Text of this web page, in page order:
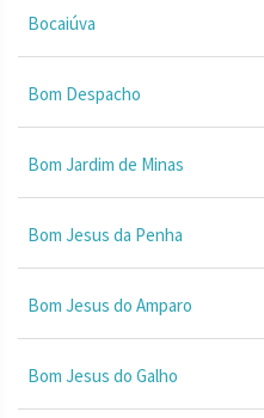
Bocaiúva
Bom Despacho
Bom Jardim de Minas
Bom Jesus da Penha
Bom Jesus do Amparo
Bom Jesus do Galho